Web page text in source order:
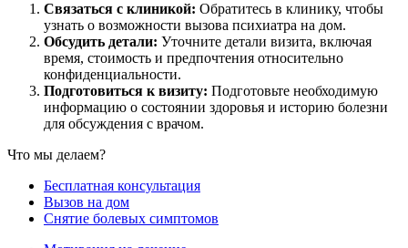
Связаться с клиникой: Обратитесь в клинику, чтобы
узнать о возможности вызова психиатра на дом.
Обсудить детали: Уточните детали визита, включая
время, стоимость и предпочтения относительно
конфиденциальности.
Подготовиться к визиту: Подготовьте необходимую
информацию о состоянии здоровья и историю болезни
для обсуждения с врачом.
Что мы делаем?
Бесплатная консультация
Вызов на дом
Снятие болевых симптомов